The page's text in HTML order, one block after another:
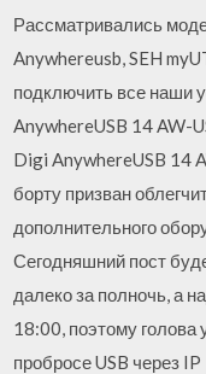
Рассматривались
Anywhereusb, SEH
подключить все наши
AnywhereUSB 14 AW-
Digi AnywhereUSB 14
борту призван
дополнительного
Сегодняшний пост
далеко за полночь, а
18:00, поэтому голова
пробросе USB через IP